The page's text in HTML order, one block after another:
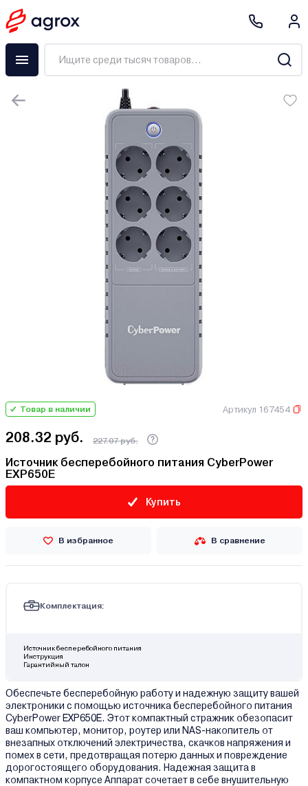
Товар в наличии Артикул 167454
208.32 руб. 227.07 руб.
Источник бесперебойного питания CyberPower
EXP650E
Купить
В избранное В сравнение
Комплектация:
Источник бесперебойного питания
Инструкция
Гарантийный талон
Обеспечьте бесперебойную работу и надежную защиту вашей
электроники с помощью источника бесперебойного питания
CyberPower EXP650E. Этот компактный стражник обезопасит
ваш компьютер, монитор, роутер или NAS-накопитель от
внезапных отключений электричества, скачков напряжения и
помех в сети, предотвращая потерю данных и повреждение
дорогостоящего оборудования. Надежная защита в
компактном корпусе Аппарат сочетает в себе внушительную